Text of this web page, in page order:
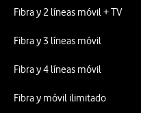
Fibra y 2 líneas móvil + TV
Fibra y 3 líneas móvil
Fibra y 4 líneas móvil
Fibra y móvil ilimitado